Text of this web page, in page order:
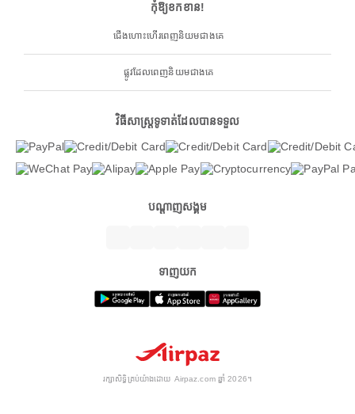
កុំឱ្យខកខាន!
ជើងហោះហើរពេញនិយមជាងគេ
ផ្លូវដែលពេញនិយមជាងគេ
វិធីសាស្ត្រទូទាត់ដែលបានទទួល
បណ្តាញសង្គម
ទាញយក
រក្សាសិទ្ធិគ្រប់យ៉ាងដោយ Airpaz.com ឆ្នាំ 2026។